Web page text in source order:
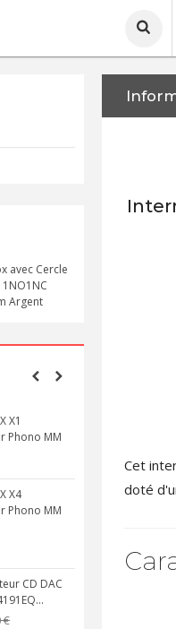
avec Cercle
Argent
X1
Phono MM
X4
Phono MM
CD DAC
€
Cet
doté